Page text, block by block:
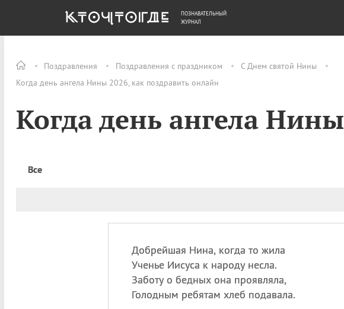
Поздравления Поздравления с праздником
С Днем святой Нины
Когда день ангела Нины 2026, как поздравить онлайн
Когда день ангела Нины
Все
Добрейшая Нина, когда то жила
Ученье Иисуса к народу несла.
Заботу о бедных она проявляла,
Голодным ребятам хлеб подавала.
ОБЩЕСТВО ДЕНЬГИ
ПОЗНАВАТЕЛЬНЫЙ
ЖУРНАЛ